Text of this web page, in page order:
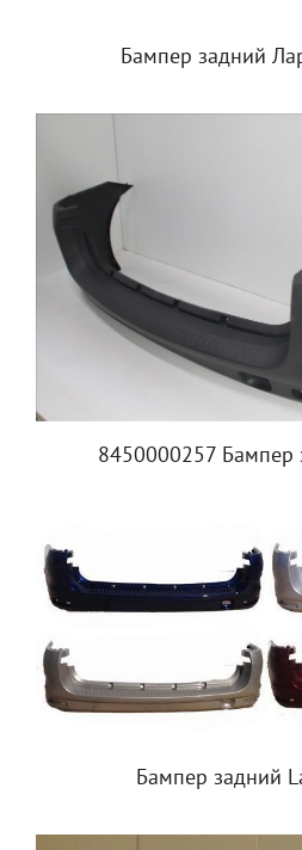
Бампер задний
8450000257 Бампер
Бампер задний